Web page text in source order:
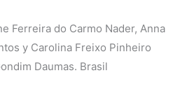
Ferreira do Carmo Nader, Anna
y Carolina Freixo Pinheiro
Daumas. Brasil